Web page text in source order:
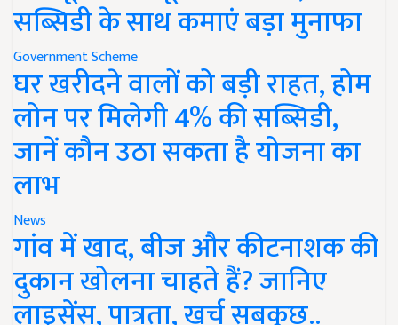
सब्सिडी के साथ कमाएं बड़ा मुनाफा
Government Scheme
घर खरीदने वालों को बड़ी राहत, होम
लोन पर मिलेगी 4% की सब्सिडी,
जानें कौन उठा सकता है योजना का
लाभ
News
गांव में खाद, बीज और कीटनाशक की
दुकान खोलना चाहते हैं? जानिए
लाइसेंस, पात्रता, खर्च सबकुछ..